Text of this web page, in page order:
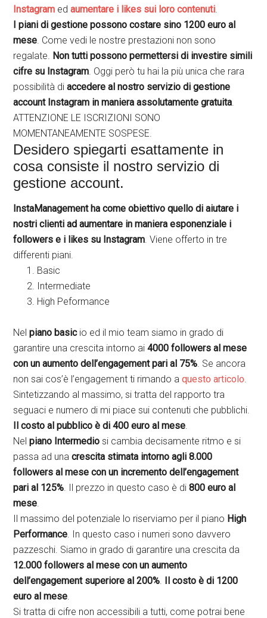
Instagram edaumentare i likes sui loro contenuti.
I piani di gestione possono costare sino 1200 euro al
mese. Come vedi le nostre prestazioni non sono
regalate. Non tutti possono permettersi di investire simili
cifre su Instagram. Oggi però tu hai la più unica che rara
possibilità diaccedere al nostro servizio di gestione
account Instagram in maniera assolutamente gratuita.
ATTENZIONE LE ISCRIZIONI SONO
MOMENTANEAMENTE SOSPESE.
Desidero spiegarti esattamente in
cosa consiste il nostro servizio di
gestione account.
InstaManagement ha come obiettivo quello di aiutare i
nostri clienti ad aumentare in maniera esponenziale i
followers e i likes su Instagram. Viene offerto in tre
differenti piani.
Basic
Intermediate
High Peformance
Nelpiano basicio ed il mio team siamo in grado di
garantire una crescita intorno ai 4000 followers al mese
con un aumento dell’engagement pari al 75%. Se ancora
non sai cos’è l’engagement ti rimando aquesto articolo.
Sintetizzando al massimo, si tratta del rapporto tra
seguaci e numero di mi piace sui contenuti che pubblichi.
Il costo al pubblico è di 400 euro al mese.
Nelpiano Intermedio si cambia decisamente ritmo e si
passa ad una crescita stimata intorno agli 8.000
followers al mese con un incremento dell’engagement
pari al 125%. Il prezzo in questo caso è di800 euro al
mese.
Il massimo del potenziale lo riserviamo per il piano High
Performance. In questo caso i numeri sono davvero
pazzeschi. Siamo in grado di garantire una crescita da
12.000 followers al mese con un aumento
dell’engagement superiore al 200%. Il costo è di 1200
euro al mese.
Si tratta di cifre non accessibili a tutti, come potrai bene